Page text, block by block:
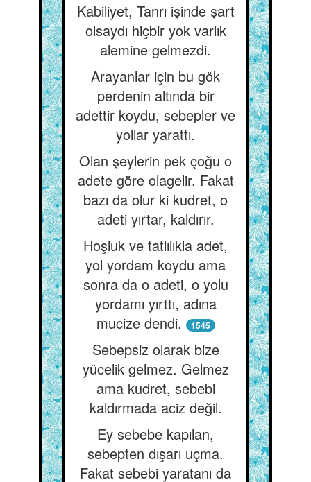
Kabiliyet, Tanrı işinde şart
olsaydı hiçbir yok varlık
alemine gelmezdi.
Arayanlar için bu gök
perdenin altında bir
adettir koydu, sebepler ve
yollar yarattı.
Olan şeylerin pek çoğu o
adete göre olagelir. Fakat
bazı da olur ki kudret, o
adeti yırtar, kaldırır.
Hoşluk ve tatlılıkla adet,
yol yordam koydu ama
sonra da o adeti, o yolu
yordamı yırttı, adına
mucize dendi.
1545
Sebepsiz olarak bize
yücelik gelmez. Gelmez
ama kudret, sebebi
kaldırmada aciz değil.
Ey sebebe kapılan,
sebepten dışarı uçma.
Fakat sebebi yaratanı da